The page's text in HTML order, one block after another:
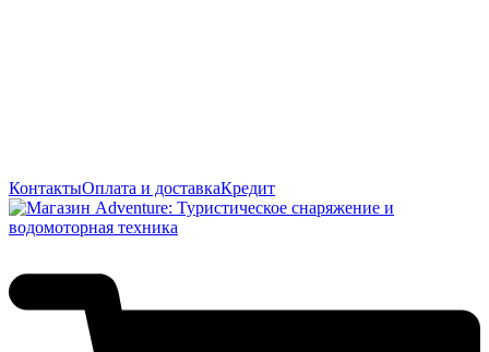
КонтактыОплата и доставкаКредит